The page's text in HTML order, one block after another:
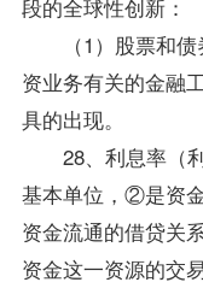
段的全球性创新：
（1）股票和债
资业务有关的金融
具的出现。
28、利息率（利
基本单位，②是资
资金流通的借贷关
资金这一资源的交